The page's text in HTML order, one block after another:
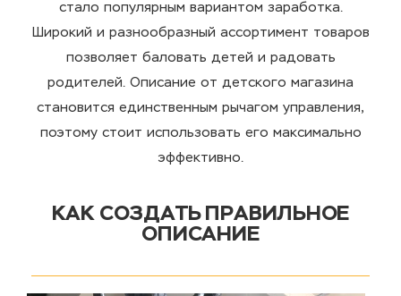
стало популярным вариантом заработка.
Широкий и разнообразный ассортимент товаров
позволяет баловать детей и радовать
родителей. Описание от детского магазина
становится единственным рычагом управления,
поэтому стоит использовать его максимально
эффективно.
КАК СОЗДАТЬ ПРАВИЛЬНОЕ
ОПИСАНИЕ